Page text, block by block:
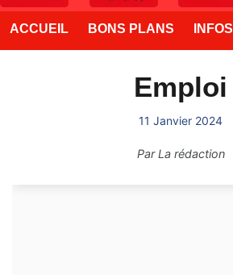
ACCUEIL BONS PLANS INFOS
Emploi
11 Janvier 2024
ParLa rédaction